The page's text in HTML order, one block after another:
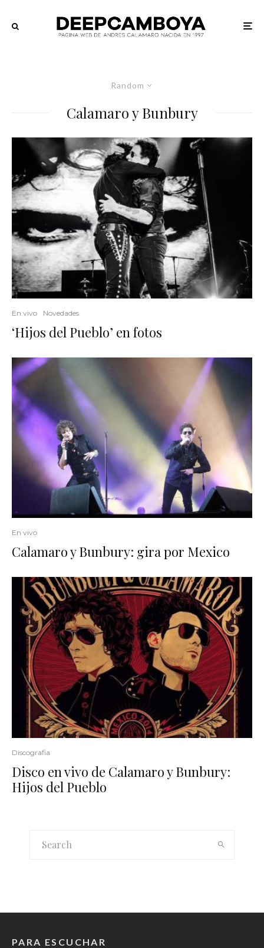
Random
Calamaro y Bunbury
En vivo Novedades
‘Hijos del Pueblo’ en fotos
En vivo
Calamaro y Bunbury: gira por Mexico
Discografia
Disco en vivo de Calamaro y Bunbury:
Hijos del Pueblo
PARA ESCUCHAR